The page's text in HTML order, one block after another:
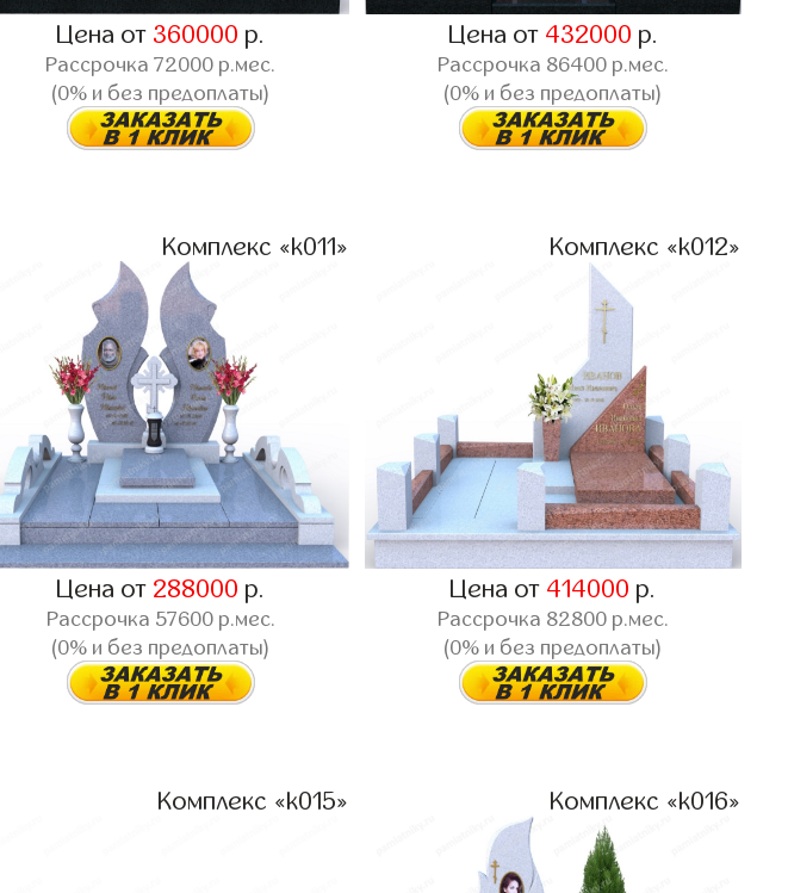
Цена от 360000 р.
Рассрочка72000 р.мес.
(0% и без предоплаты)
Цена от 432000 р.
Рассрочка 86400р.мес.
(0% и без предоплаты)
Комплекс «k011»
Цена от 288000 р.
Рассрочка 57600р.мес.
(0% и без предоплаты)
Комплекс «k012»
Цена от 414000 р.
Рассрочка 82800р.мес.
(0% и без предоплаты)
Комплекс «k015» Комплекс «k016»